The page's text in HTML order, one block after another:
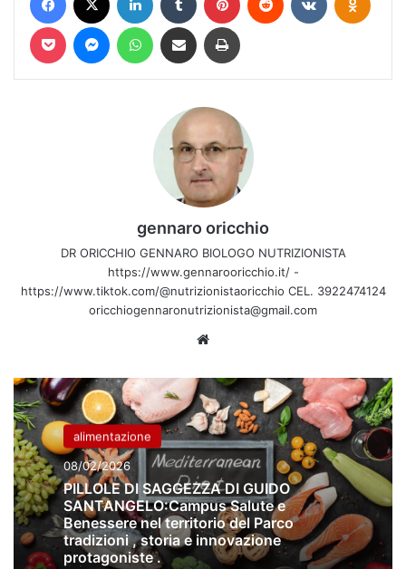
Pocket MessengerWhatsAppCondividi via mail Stampa
gennaro oricchio
DR ORICCHIO GENNARO BIOLOGO NUTRIZIONISTA
https://www.gennarooricchio.it/ -
https://www.tiktok.com/@nutrizionistaoricchio CEL. 3922474124
oricchiogennaronutrizionista@gmail.com
alimentazione
08/02/2026
PILLOLE DI SAGGEZZA DI GUIDO
SANTANGELO:Campus Salute e
Benessere nel territorio del Parco
tradizioni , storia e innovazione
protagoniste .